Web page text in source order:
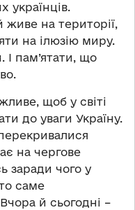
українців.
живе на території,
на ілюзію миру.
пам’ятати, що
щоб у світі
до уваги Україну.
на чергове
заради чого у
саме
й сьогодні –